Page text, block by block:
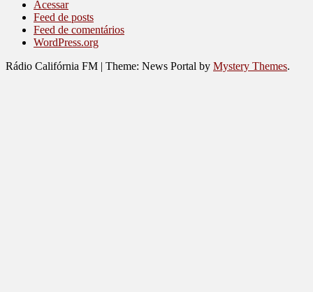
Acessar
Feed de posts
Feed de comentários
WordPress.org
Rádio Califórnia FM | Theme: News Portal by Mystery Themes.